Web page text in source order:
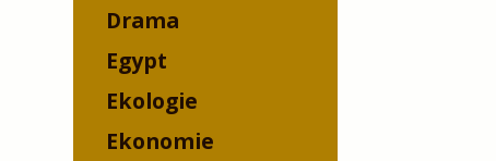
Drama
Egypt
Ekologie
Ekonomie